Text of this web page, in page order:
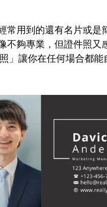
常用到的還有名片或是
不夠專業，但證件照又
」讓你在任何場合都能